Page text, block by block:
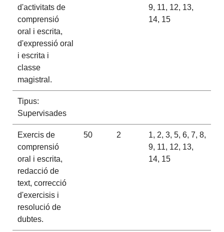
d'activitats de
comprensió
oral i escrita,
d'expressió oral
i escrita i
classe
magistral.
9, 11, 12, 13,
14, 15
Tipus:
Supervisades
Exercis de
comprensió
oral i escrita,
redacció de
text, correcció
d'exercisis i
resolució de
dubtes.
50 2
1, 2, 3, 5, 6, 7, 8,
9, 11, 12, 13,
14, 15